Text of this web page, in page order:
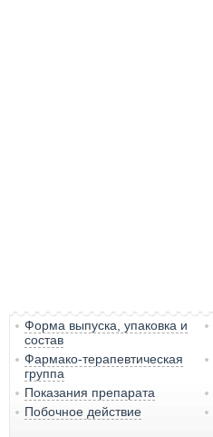
Форма выпуска, упаковка и
состав
Фармако-терапевтическая
группа
Показания препарата
Побочное действие